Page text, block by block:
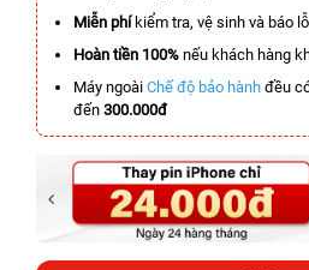
Miễn phíkiểm tra, vệ sinh và báo
Hoàn tiền 100% nếu khách hàng
Máy ngoài Chế độ bảo hành đều
đến 300.000đ